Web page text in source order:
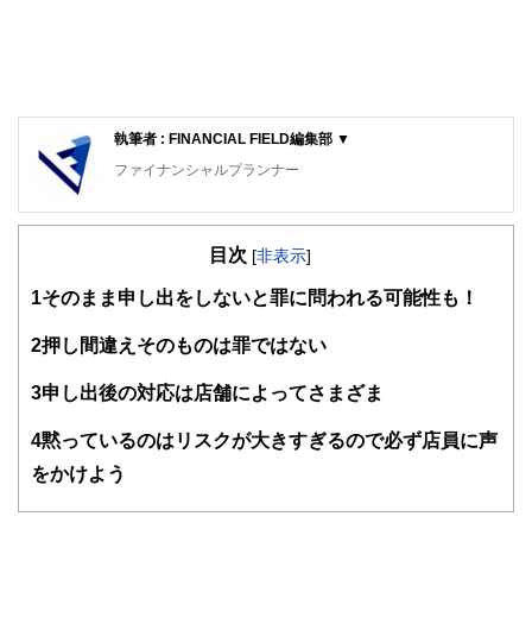
執筆者 : FINANCIAL FIELD編集部 ▼
ファイナンシャルプランナー
FinancialField編集部は、金融、経済に関する記事を、日々
知識がない方でも理解できるようわかりやすく発信していま
得者を中心に「お金や暮らし」に関する書籍・雑誌の編集経
験者で構成され、企画立案から記事掲載まですべての工程に
関わることで、読者目線のコンテンツを追求しています。
護士、税理士、宅地建物取引士、相続診断士、住宅ローンア
ドバイザー、DCプランナー、公認会計士、社会保険労務
士、行政書士、投資アナリスト、キャリアコンサルタントな
目次 [非表示]
1 そのまま申し出をしないと罪に問われる可能性も！
2押し間違えそのものは罪ではない
3申し出後の対応は店舗によってさまざま
4黙っているのはリスクが大きすぎるので必ず店員に声
をかけよう